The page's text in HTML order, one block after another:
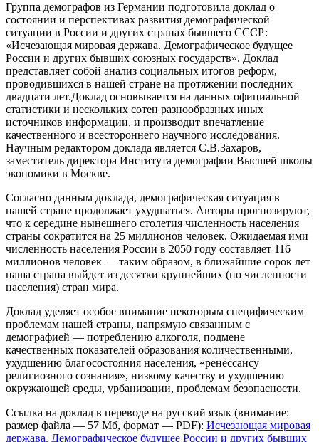
Группа демографов из Германии подготовила доклад о
состоянии и перспективах развития демографической
ситуации в России и других странах бывшего СССР:
«Исчезающая мировая держава. Демографическое будущее
России и других бывших союзных государств». Доклад
представляет собой анализ социальных итогов реформ,
проводившихся в нашей стране на протяжении последних
двадцати лет.Доклад основывается на данных официальной
статистики и нескольких сотен разнообразных иных
источников информации, и производит впечатление
качественного и всестороннего научного исследования.
Научным редактором доклада является С.В.Захаров,
заместитель директора Института демографии Высшей школы
экономики в Москве.
Согласно данным доклада, демографическая ситуация в
нашей стране продолжает ухудшаться. Авторы прогнозируют,
что к середине нынешнего столетия численность населения
страны сократится на 25 миллионов человек. Ожидаемая ими
численность населения России в 2050 году составляет 116
миллионов человек — таким образом, в ближайшие сорок лет
наша страна выйдет из десятки крупнейших (по численности
населения) стран мира.
Доклад уделяет особое внимание некоторым специфическим
проблемам нашей страны, напрямую связанным с
демографией — потреблению алкоголя, подмене
качественных показателей образования количественными,
ухудшению благосостояния населения, «ренессансу
религиозного сознания», низкому качеству и ухудшению
окружающей среды, урбанизации, проблемам безопасности.
Ссылка на доклад в переводе на русский язык (внимание:
размер файла — 57 Мб, формат — PDF): Исчезающая мировая
держава. Демографическое будущее России и других бывших